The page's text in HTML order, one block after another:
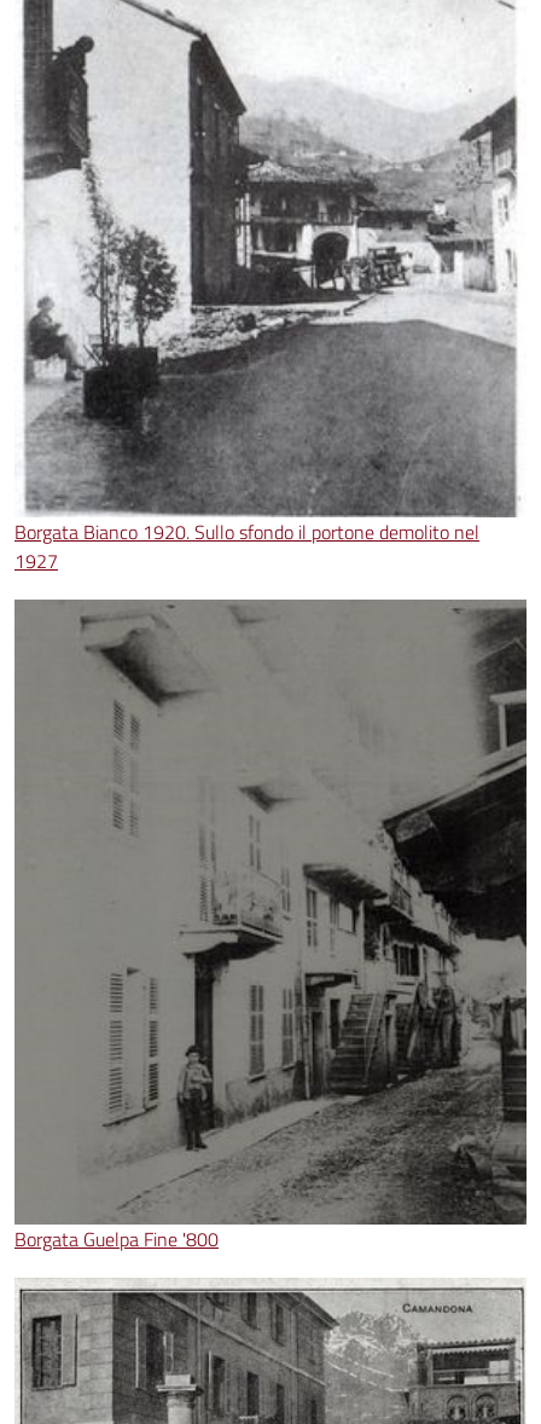
Borgata Bianco 1920. Sullo sfondo il portone demolito nel
1927
Borgata Guelpa Fine '800